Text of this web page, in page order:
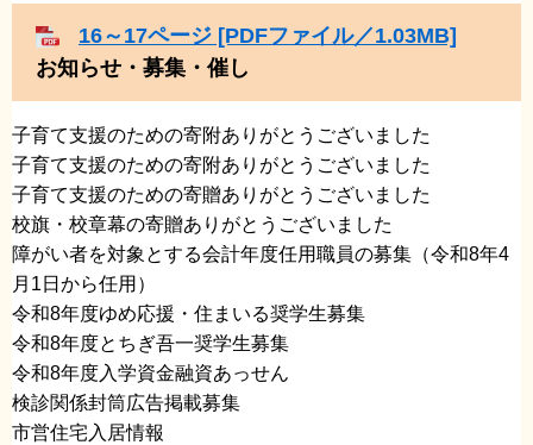
16～17ページ [PDFファイル／1.03MB]
お知らせ・募集・催し
子育て支援のための寄附ありがとうございました
​子育て支援のための寄附ありがとうございました
​子育て支援のための寄贈ありがとうございました
​校旗・校章幕の寄贈ありがとうございました
障がい者を対象とする会計年度任用職員の募集（令和8年4
月1日から任用）
​令和8年度ゆめ応援・住まいる奨学生募集
​令和8年度とちぎ吾一奨学生募集
​令和8年度入学資金融資あっせん
​検診関係封筒広告掲載募集
​市営住宅入居情報